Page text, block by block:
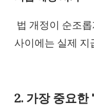
법 개정이 순조
사이에는 실제 지
2. 가장 중요한